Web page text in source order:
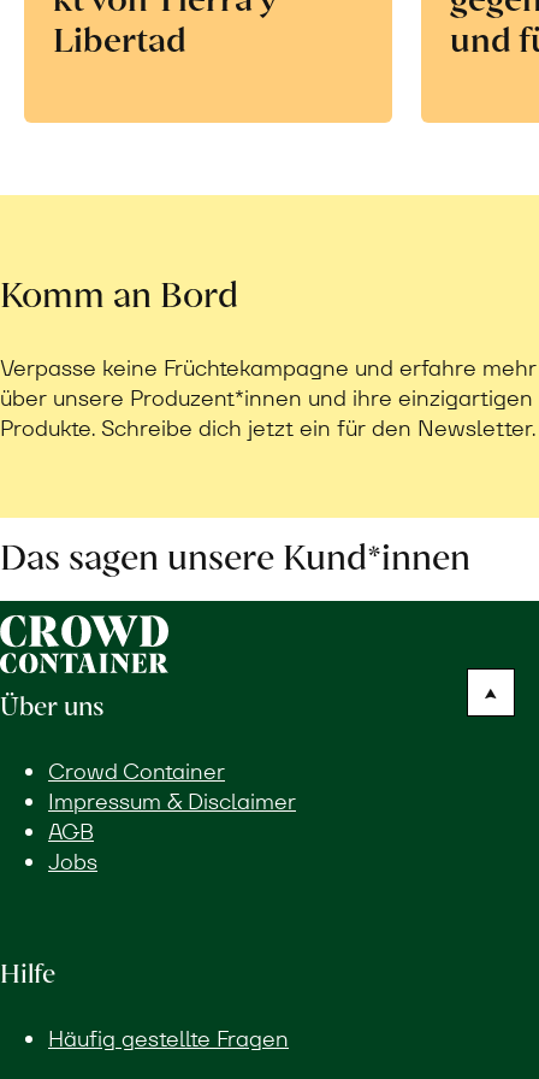
Libertad
und
Komm an Bord
Verpasse keine Früchtekampagne und erfahre mehr
über unsere Produzent*innen und ihre einzigartigen
Produkte. Schreibe dich jetzt ein für den Newsletter.
Das sagen unsere Kund*innen
Über uns
Crowd Container
Impressum & Disclaimer
AGB
Jobs
Hilfe
Häufig gestellte Fragen